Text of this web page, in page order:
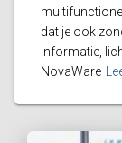
dat je ook
informatie,
NovaWare